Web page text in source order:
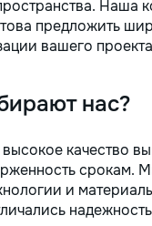
Contactați-ne
gratuită și un
069 376 542
Deviz
buget
la timp și cu
Calitatea
Наша
предложить
вашего
нас?
качество
срокам.
и